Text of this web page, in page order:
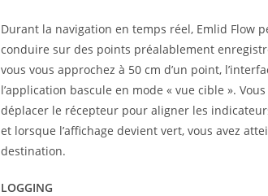
Durant la navigation en temps réel, Emlid Flow
conduire sur des points préalablement
vous vous approchez à 50 cm d’un point,
l’application bascule en mode « vue cible ».
déplacer le récepteur pour aligner les
et lorsque l’affichage devient vert, vous avez
destination.
LOGGING